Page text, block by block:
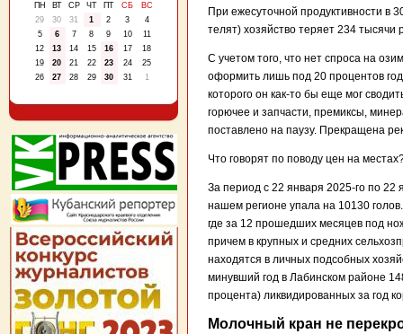
ПН
ВТ СР ЧТ ПТ СБ
ВС
29
30 31 1 2 3
4
5
6 7 8 9 10
11
12
13 14 15 16 17
18
19
20 21 22 23 24
25
26
27 28 29 30 31 1
При ежесуточной продуктивности в
телят) хозяйство теряет 234
С учетом того, что нет спроса на
оформить лишь под 20 процентов
которого он как-то бы еще мог
горючее и запчасти, премиксы,
поставлено на паузу. Прекращена
Что говорят по поводу цен на
За период с 22 января 2025-го по 22
нашем регионе упала на 10130
где за 12 прошедших месяцев под
причем в крупных и средних
находятся в личных подсобных
минувший год в Лабинском районе
процента) ликвидированных за год
Молочный кран не